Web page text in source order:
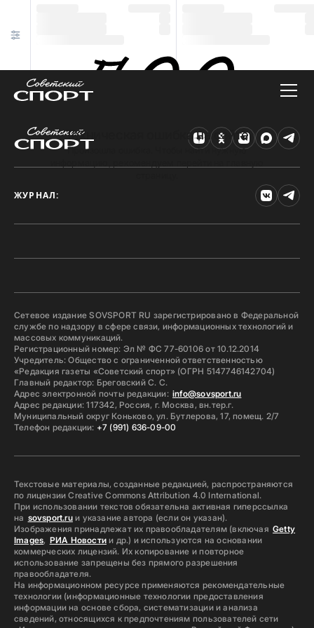
Техническая ошибка на сайте
Произошла ошибка. Чтобы найти нужную
ЖУРНАЛ:
Сетевое издание SOVSPORT RU зарегистрировано в Федеральной
службе по надзору в сфере связи, информационных технологий и
массовых коммуникаций.
Регистрационный номер: Эл № ФС 77-60106 от 10.12.2014
Учредитель: Общество с ограниченной ответственностью
«Редакция газеты «Советский спорт» (ОГРН 5147746142704)
Главный редактор: Бреговский С. С.
Адрес электронной почты редакции: info@sovsport.ru
Адрес редакции: 117342, Россия, г. Москва, вн.тер.г.
Муниципальный округ Коньково, ул. Бутлерова, 17, помещ. 2/7
Телефон редакции: +7 (991) 636-09-00
Текстовые материалы, созданные редакцией, распространяются
по лицензии Creative Commons Attribution 4.0 International.
При использовании текстов обязательна активная гиперссылка
на sovsport.ruи указание автора (если он указан).
Изображения принадлежат их правообладателям (включая Getty
Images, РИА Новостии др.) и используются на основании
коммерческих лицензий. Их копирование и повторное
использование запрещены без прямого разрешения
правообладателя.
На информационном ресурсе применяются рекомендательные
технологии (информационные технологии предоставления
информации на основе сбора, систематизации и анализа
сведений, относящихся к предпочтениям пользователей сети